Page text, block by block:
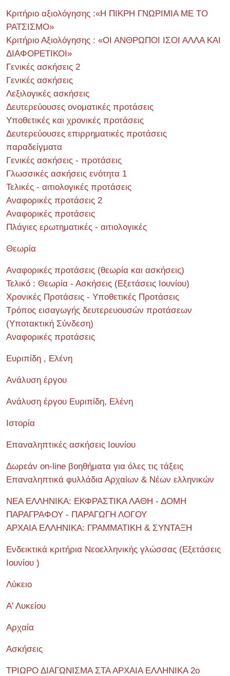
Κριτήριο αξιολόγησης :«Η ΠΙΚΡΗ ΓΝΩΡΙΜΙΑ ΜΕ ΤΟ
ΡΑΤΣΙΣΜΟ»
Κριτήριο Αξιολόγησης : «ΟΙ ΑΝΘΡΩΠΟΙ ΙΣΟΙ ΑΛΛΑ ΚΑΙ
ΔΙΑΦΟΡΕΤΙΚΟΙ»
Γενικές ασκήσεις 2
Γενικές ασκήσεις
Λεξιλογικές ασκήσεις
Δευτερεύουσες ονοματικές προτάσεις
Υποθετικές και χρονικές προτάσεις
Δευτερεύουσες επιρρηματικές προτάσεις
παραδείγματα
Γενικές ασκήσεις - προτάσεις
Γλωσσικές ασκήσεις ενότητα 1
Τελικές - αιτιολογικές προτάσεις
Αναφορικές προτάσεις 2
Αναφορικές προτάσεις
Πλάγιες ερωτηματικές - αιτιολογικές
Θεωρία
Αναφορικές προτάσεις (θεωρία και ασκήσεις)
Τελικό : Θεωρία - Ασκήσεις (Εξετάσεις Ιουνίου)
Χρονικές Προτάσεις - Υποθετικές Προτάσεις
Τρόπος εισαγωγής δευτερευουσών προτάσεων
(Υποτακτική Σύνδεση)
Αναφορικές προτάσεις
Ευριπίδη , Ελένη
Ανάλυση έργου
Ανάλυση έργου Ευριπίδη, Ελένη
Ιστορία
Επαναληπτικές ασκήσεις Ιουνίου
Δωρεάν on-line βοηθήματα για όλες τις τάξεις
Επαναληπτικά φυλλάδια Αρχαίων & Νέων ελληνικών
ΝΕΑ ΕΛΛΗΝΙΚΑ: ΕΚΦΡΑΣΤΙΚΑ ΛΑΘΗ - ΔΟΜΗ
ΠΑΡΑΓΡΑΦΟΥ - ΠΑΡΑΓΩΓΗ ΛΟΓΟΥ
ΑΡΧΑΙΑ ΕΛΛΗΝΙΚΑ: ΓΡΑΜΜΑΤΙΚΗ & ΣΥΝΤΑΞΗ
Ενδεικτικά κριτήρια Νεοελληνικής γλώσσας (Εξετάσεις
Ιουνίου )
Λύκειο
Α' Λυκείου
Αρχαία
Ασκήσεις
ΤΡΙΩΡΟ ΔΙΑΓΩΝΙΣΜΑ ΣΤΑ ΑΡΧΑΙΑ ΕΛΛΗΝΙΚΑ 2o